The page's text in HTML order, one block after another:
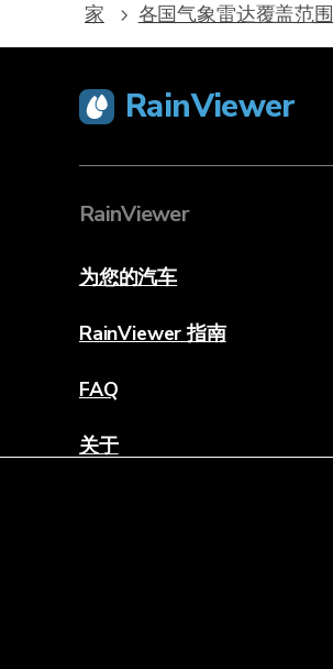
家 各国气象雷达覆盖范围
RainViewer
RainViewer
为您的汽车
RainViewer 指南
FAQ
关于